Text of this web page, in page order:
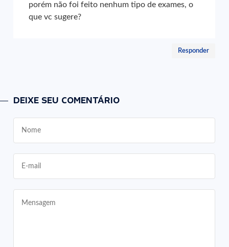
porém não foi feito nenhum tipo de exames, o
que vc sugere?
Responder
DEIXE SEU COMENTÁRIO